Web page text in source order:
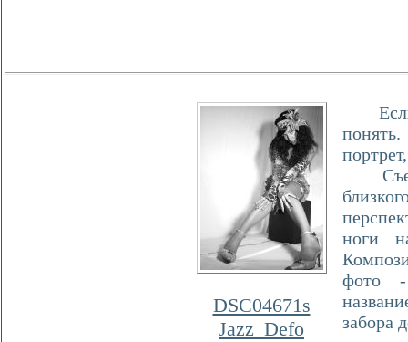
DSC04671s
Jazz_Defo
Если
ноги
фото -
забора